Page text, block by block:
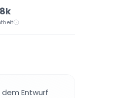
Entwurf